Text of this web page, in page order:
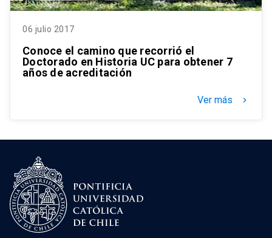
06 julio 2017
Conoce el camino que recorrió el
Doctorado en Historia UC para obtener 7
años de acreditación
Ver más keyboard_arrow_right